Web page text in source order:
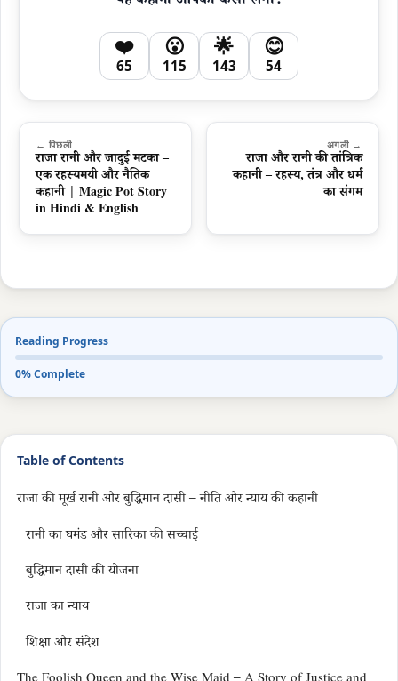
❤️
65
😮
115
🌟
143
😊
54
← पिछली
राजा रानी और जादुई मटका –
एक रहस्यमयी और नैतिक
कहानी | Magic Pot Story
in Hindi & English
अगली →
राजा और रानी की तांत्रिक
कहानी – रहस्य, तंत्र और धर्म
का संगम
Reading Progress
0% Complete
Table of Contents
राजा की मूर्ख रानी और बुद्धिमान दासी – नीति और न्याय की कहानी
रानी का घमंड और सारिका की सच्चाई
बुद्धिमान दासी की योजना
राजा का न्याय
शिक्षा और संदेश